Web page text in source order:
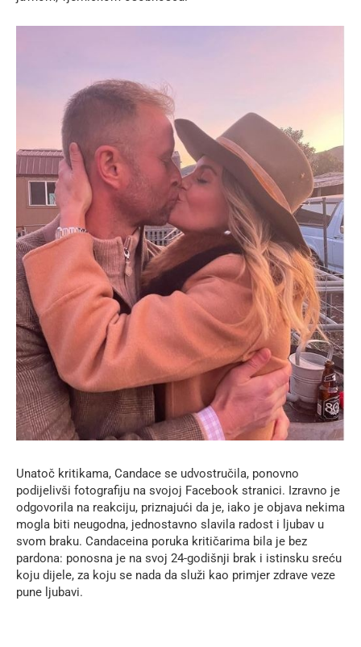
Unatoč kritikama, Candace se udvostručila, ponovno
podijelivši fotografiju na svojoj Facebook stranici. Izravno je
odgovorila na reakciju, priznajući da je, iako je objava nekima
mogla biti neugodna, jednostavno slavila radost i ljubav u
svom braku. Candaceina poruka kritičarima bila je bez
pardona: ponosna je na svoj 24-godišnji brak i istinsku sreću
koju dijele, za koju se nada da služi kao primjer zdrave veze
pune ljubavi.